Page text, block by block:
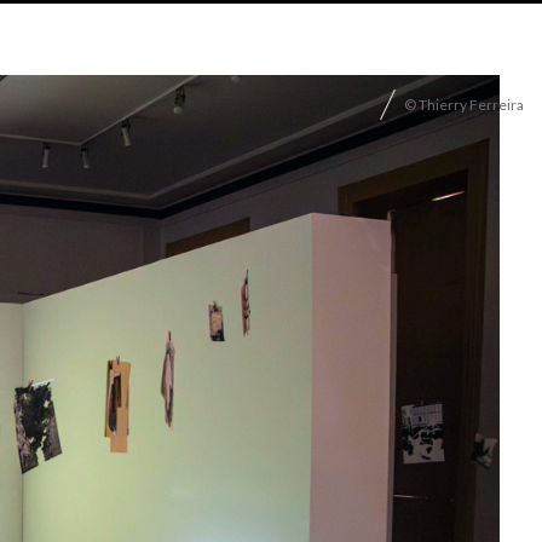
© Thierry Ferreira